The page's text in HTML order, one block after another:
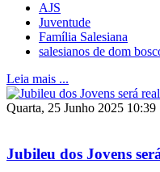
AJS
Juventude
Família Salesiana
salesianos de dom
Leia mais ...
Quarta, 25 Junho 2025 10:39
Jubileu dos Jovens